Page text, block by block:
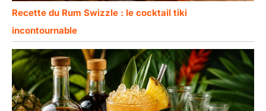
Recette du Rum Swizzle : le cocktail tiki
incontournable